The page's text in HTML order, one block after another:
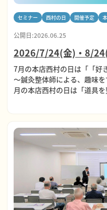
セミナー 西村の日 開催予定
公開日:2026.06.25
2026/7/24(金)・8/24(
7月の本店西村の日は「「
～鍼灸整体師による、趣味
月の本店西村の日は「道具